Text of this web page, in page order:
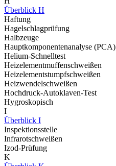
Überblick H
Haftung
Hagelschlagprüfung
Halbzeuge
Hauptkomponentenanalyse (PCA)
Helium-Schnelltest
Heizelementmuffenschweißen
Heizelementstumpfschweißen
Heizwendelschweißen
Hochdruck-Autoklaven-Test
Hygroskopisch
I
Überblick I
Inspektionsstelle
Infrarotschweißen
Izod-Prüfung
K